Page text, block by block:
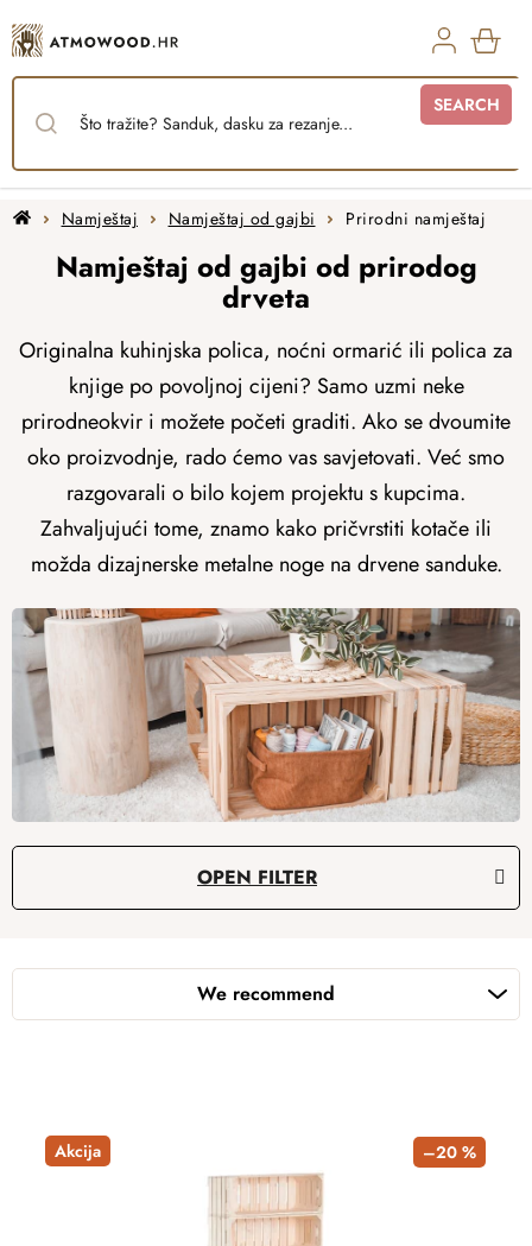
to
content
SEARCH
HomeNamještaj Namještaj od gajbi Prirodni namještaj
Namještaj od gajbi od prirodog
drveta
Originalna kuhinjska polica, noćni ormarić ili polica za
knjige po povoljnoj cijeni? Samo uzmi neke
prirodneokvir i možete početi graditi. Ako se dvoumite
oko proizvodnje, rado ćemo vas savjetovati. Već smo
razgovarali o bilo kojem projektu s kupcima.
Zahvaljujući tome, znamo kako pričvrstiti kotače ili
možda dizajnerske metalne noge na drvene sanduke.
r
o We recommend
OPEN FILTER
L
s
o
f
Akcija –20 %